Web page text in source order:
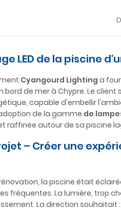
LED de la piscine
Cyangourd Lighting a
bord de mer à Chypre. Le
capable d'embellir
de la gamme de
raffinée autour de sa piscine
– Créer une
la piscine était
fréquentes. La lumière, trop
La direction souhaitait :